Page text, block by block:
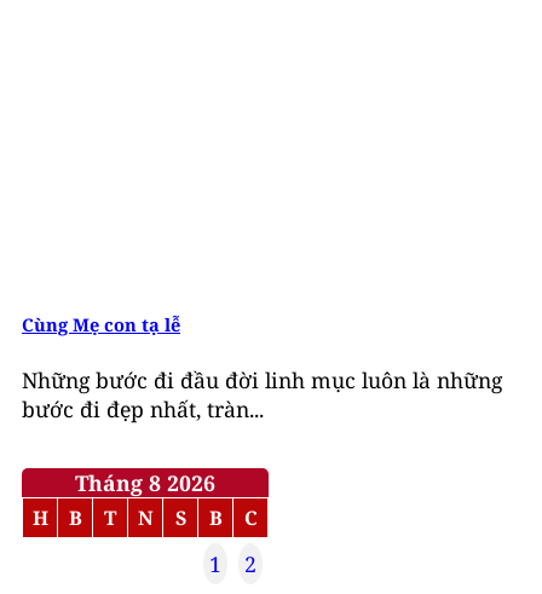
Cùng Mẹ con tạ lễ
Những bước đi đầu đời linh mục luôn là những
bước đi đẹp nhất, tràn...
Tháng 8 2026
H B T N S B C
1
2